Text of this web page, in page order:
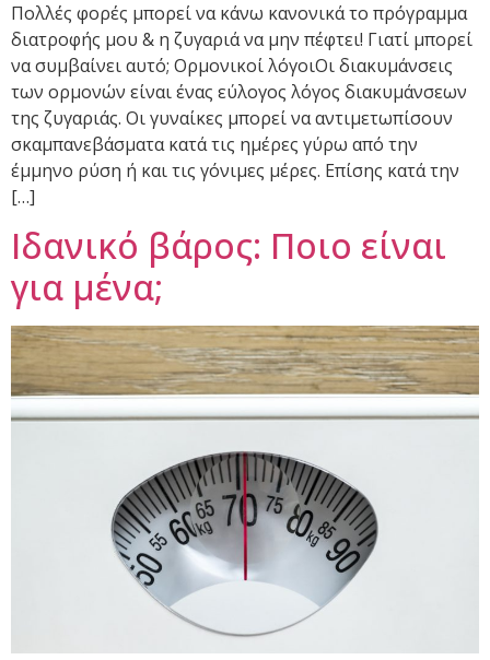
Πολλές φορές μπορεί να κάνω κανονικά το πρόγραμμα
διατροφής μου & η ζυγαριά να μην πέφτει! Γιατί μπορεί
να συμβαίνει αυτό; Ορμονικοί λόγοιΟι διακυμάνσεις
των ορμονών είναι ένας εύλογος λόγος διακυμάνσεων
της ζυγαριάς. Οι γυναίκες μπορεί να αντιμετωπίσουν
σκαμπανεβάσματα κατά τις ημέρες γύρω από την
έμμηνο ρύση ή και τις γόνιμες μέρες. Επίσης κατά την
[…]
Ιδανικό βάρος: Ποιο είναι
για μένα;